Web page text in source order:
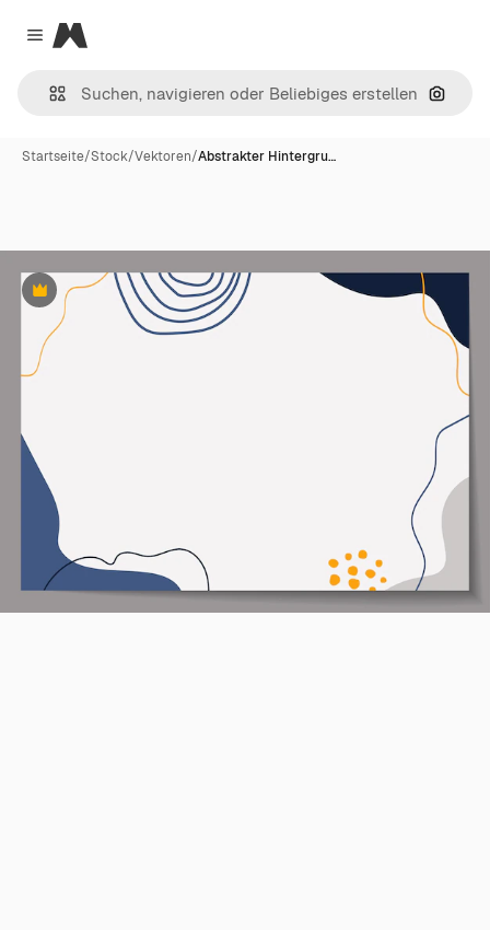
Close menu
Magnific
Nach
Startseite/Stock/Vektoren/Abstrakter Hintergru…
Premium